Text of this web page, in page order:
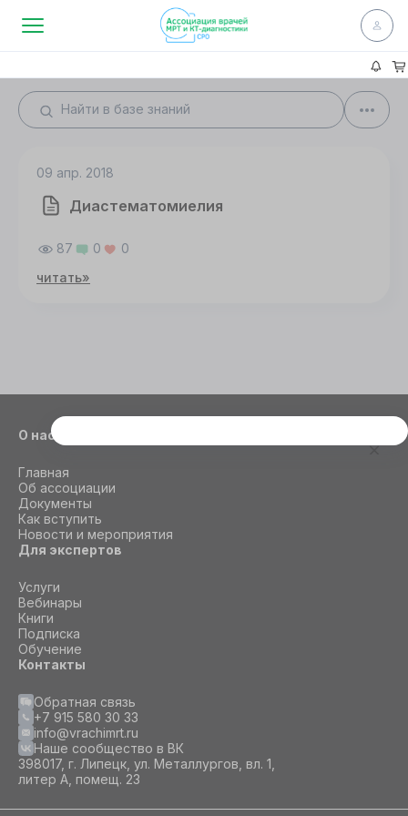
09 апр. 2018
Диастематомиелия
87 0
0
читать»
О нас
Главная
Об ассоциации
Документы
Как вступить
Новости и мероприятия
Для экспертов
Услуги
Вебинары
Книги
Подписка
Обучение
Контакты
Обратная связь
+7 915 580 30 33
info@vrachimrt.ru
Наше сообщество в ВК
398017, г. Липецк, ул. Металлургов, вл. 1,
литер А, помещ. 23
Этот сайт использует cookie
Для корректной работы данного сайта
необходимы файлы cookie
СОГЛАСИЕ ПОДРОБНОСТИ